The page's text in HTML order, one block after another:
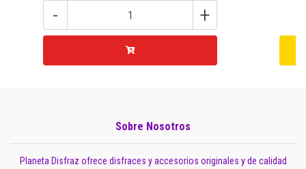
- +
Sobre Nosotros
Planeta Disfraz ofrece disfraces y accesorios originales y de calidad